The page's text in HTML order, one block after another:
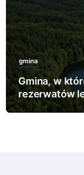
gmina
Gmina, w
rezerwatów